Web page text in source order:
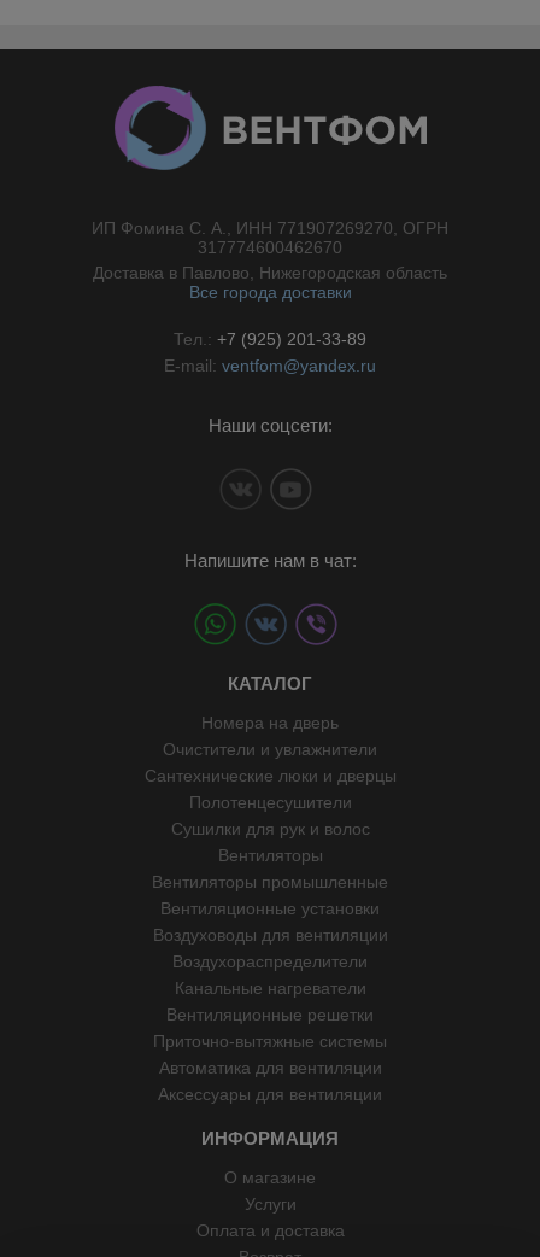
ИП Фомина С. А., ИНН 771907269270, ОГРН
317774600462670
Доставка в Павлово, Нижегородская область
Все города доставки
Тел.: +7 (925) 201-33-89
E-mail: ventfom@yandex.ru
Наши соцсети:
Напишите нам в чат:
КАТАЛОГ
Номера на дверь
Очистители и увлажнители
Сантехнические люки и дверцы
Полотенцесушители
Сушилки для рук и волос
Вентиляторы
Вентиляторы промышленные
Вентиляционные установки
Воздуховоды для вентиляции
Воздухораспределители
Канальные нагреватели
Вентиляционные решетки
Приточно-вытяжные системы
Автоматика для вентиляции
Аксессуары для вентиляции
ИНФОРМАЦИЯ
О магазине
Услуги
Оплата и доставка